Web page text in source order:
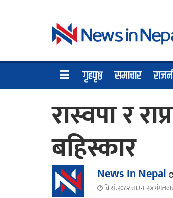
गृहपृष्ठ समाचार
रास्वपा र
बहिस्कार
News In Nepal
वि.सं.२०८२ साउन २७